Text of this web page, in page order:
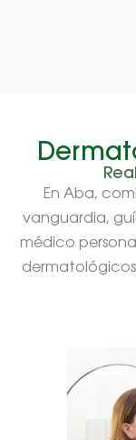
En Aba,
vanguardia,
médico